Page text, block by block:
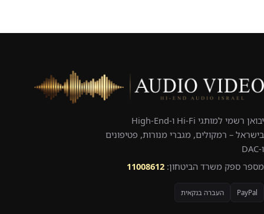
יבואן רשמי למותגי Hi-Fi ו-High-End
בישראל – רמקולים, מגברי מנורות, פטיפונים
ו-DAC
מספר ספק משרד הביטחון: 11008612
PayPal העברה בנקאית